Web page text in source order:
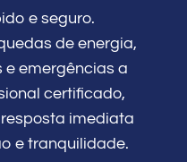
e seguro.
de energia,
e emergências a
certificado,
imediata
e tranquilidade.